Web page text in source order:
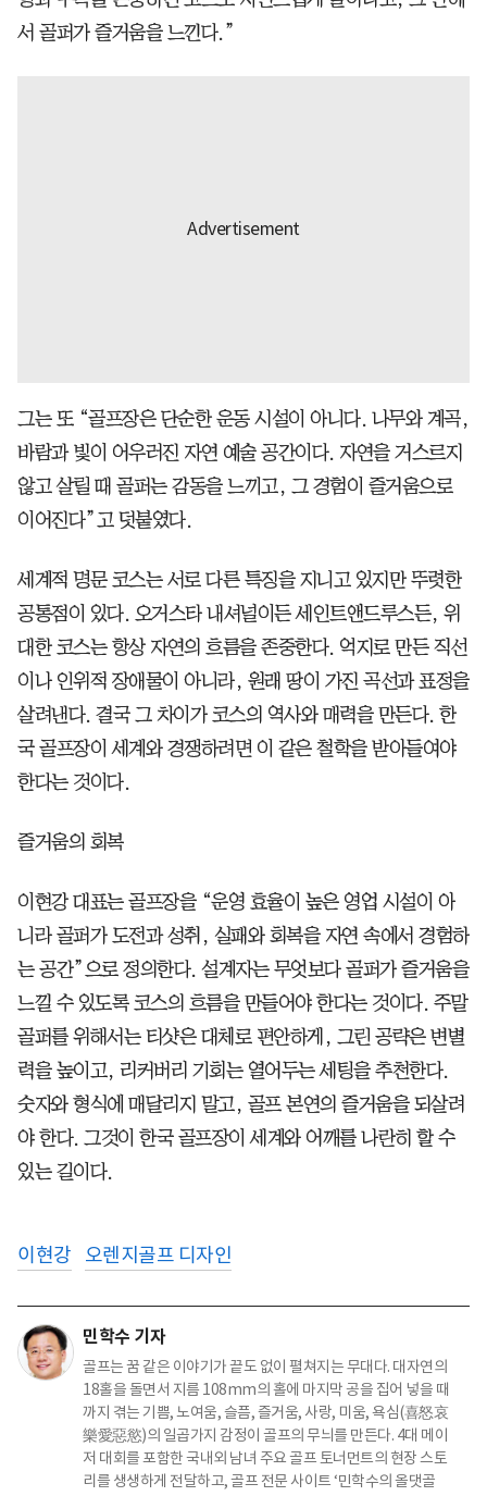
서 골퍼가 즐거움을 느낀다.”
그는 또 “골프장은 단순한 운동 시설이 아니다. 나무와 계곡,
바람과 빛이 어우러진 자연 예술 공간이다. 자연을 거스르지
않고 살릴 때 골퍼는 감동을 느끼고, 그 경험이 즐거움으로
이어진다”고 덧붙였다.
세계적 명문 코스는 서로 다른 특징을 지니고 있지만 뚜렷한
공통점이 있다. 오거스타 내셔널이든 세인트앤드루스든, 위
대한 코스는 항상 자연의 흐름을 존중한다. 억지로 만든 직선
이나 인위적 장애물이 아니라, 원래 땅이 가진 곡선과 표정을
살려낸다. 결국 그 차이가 코스의 역사와 매력을 만든다. 한
국 골프장이 세계와 경쟁하려면 이 같은 철학을 받아들여야
한다는 것이다.
즐거움의 회복
이현강 대표는 골프장을 “운영 효율이 높은 영업 시설이 아
니라 골퍼가 도전과 성취, 실패와 회복을 자연 속에서 경험하
는 공간”으로 정의한다. 설계자는 무엇보다 골퍼가 즐거움을
느낄 수 있도록 코스의 흐름을 만들어야 한다는 것이다. 주말
골퍼를 위해서는 티샷은 대체로 편안하게, 그린 공략은 변별
력을 높이고, 리커버리 기회는 열어두는 세팅을 추천한다.
숫자와 형식에 매달리지 말고, 골프 본연의 즐거움을 되살려
야 한다. 그것이 한국 골프장이 세계와 어깨를 나란히 할 수
있는 길이다.
이현강 오렌지골프 디자인
민학수 기자
골프는 꿈 같은 이야기가 끝도 없이 펼쳐지는 무대다. 대자연의
18홀을 돌면서 지름 108mm의 홀에 마지막 공을 집어 넣을 때
까지 겪는 기쁨, 노여움, 슬픔, 즐거움, 사랑, 미움, 욕심(喜怒哀
樂愛惡慾)의 일곱가지 감정이 골프의 무늬를 만든다. 4대 메이
저 대회를 포함한 국내외 남녀 주요 골프 토너먼트의 현장 스토
리를 생생하게 전달하고, 골프 전문 사이트 ‘민학수의 올댓골